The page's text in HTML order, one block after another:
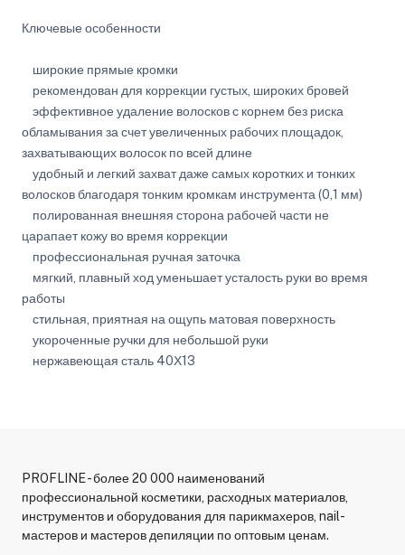
Ключевые особенности
широкие прямые кромки
рекомендован для коррекции густых, широких бровей
эффективное удаление волосков с корнем без риска
обламывания за счет увеличенных рабочих площадок,
захватывающих волосок по всей длине
удобный и легкий захват даже самых коротких и тонких
волосков благодаря тонким кромкам инструмента (0,1 мм)
полированная внешняя сторона рабочей части не
царапает кожу во время коррекции
профессиональная ручная заточка
мягкий, плавный ход уменьшает усталость руки во время
работы
стильная, приятная на ощупь матовая поверхность
укороченные ручки для небольшой руки
нержавеющая сталь 40Х13
PROFLINE - более 20 000 наименований
профессиональной косметики, расходных материалов,
инструментов и оборудования для парикмахеров, nail-
мастеров и мастеров депиляции по оптовым ценам.